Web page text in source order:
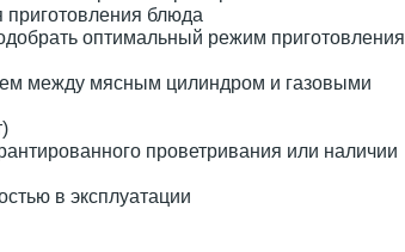
приготовления блюда
оптимальный режим приготовления
между мясным цилиндром и газовыми
проветривания или наличии
в эксплуатации